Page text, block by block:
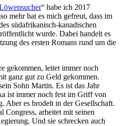
“ habe ich 2017
mehr hat es mich gefreut, dass im
südafrikanisch-kanadischen
wurde. Dabei handelt es
des ersten Romans rund um die
gekommen, leitet immer noch
ganz gut zu Geld gekommen.
Sohn Martin. Es ist das Jahr
ist immer noch fest im Griff von
Aber es brodelt in der Gesellschaft.
arbeitet mit seinen
Und sie schrecken auch